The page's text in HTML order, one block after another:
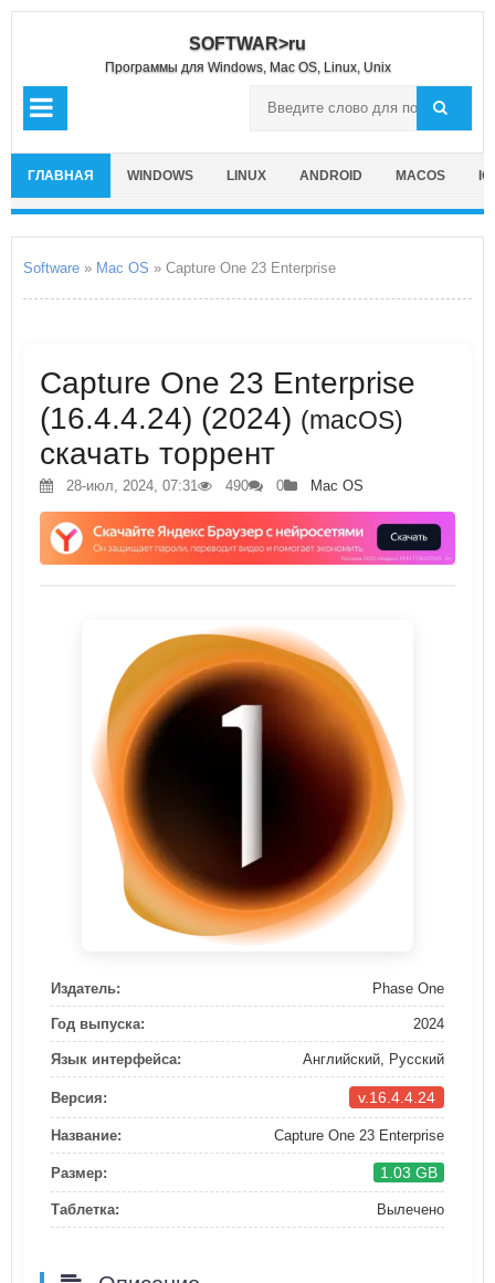
SOFTWAR>ru
Программы для Windows, Mac OS, Linux, Unix
ГЛАВНАЯ WINDOWS LINUX ANDROID MACOS
Software » Mac OS » Capture One 23 Enterprise
Capture One 23 Enterprise
(16.4.4.24) (2024) (macOS)
скачать торрент
28-июл, 2024, 07:31 490 0 Mac OS
Издатель: Phase One
Год выпуска: 2024
Язык интерфейса: Английский, Русский
Версия: v.16.4.4.24
Название: Capture One 23 Enterprise
Размер: 1.03 GB
Таблетка: Вылечено